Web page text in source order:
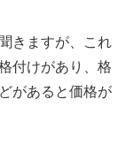
きますが、これ
付けがあり、格
があると価格が